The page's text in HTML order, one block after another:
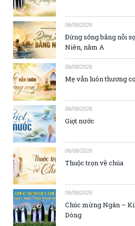
06/08/2026
Đừng sống bằng nỗi
Niên, năm A
06/08/2026
Mẹ vẫn luôn thương
06/08/2026
Giọt nước
06/08/2026
Thuộc trọn về chúa
06/08/2026
Chúc mừng Ngân –
Dòng